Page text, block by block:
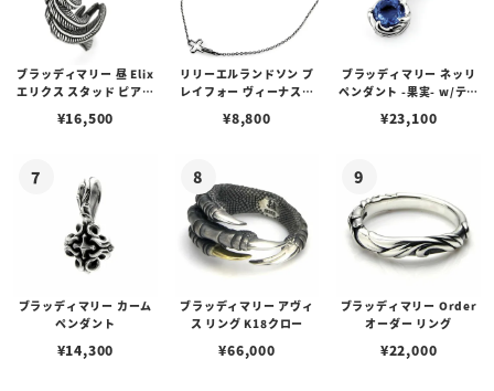
ブラッディマリー 昼 Elix
エリクス スタッド ピアス
¥16,500
リリーエルランドソン プ
レイフォー ヴィーナスチ
¥8,800
ブラッディマリー ネッリ
ペンダント -果実- w/ティ
¥23,100
ブラッディマリー カーム
ペンダント
¥14,300
ブラッディマリー アヴィ
ス リング K18クロー
¥66,000
ブラッディマリー Order
オーダー リング
¥22,000